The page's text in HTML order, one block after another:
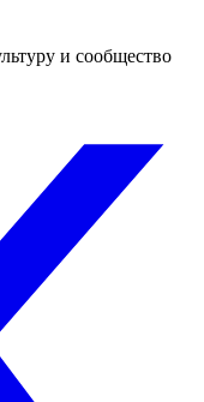
и сообщество